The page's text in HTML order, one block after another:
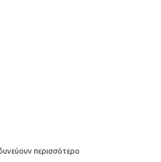
περισσότερο